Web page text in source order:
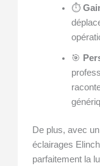
⏱️
🎯
De plus, avec
éclairages
parfaitement la